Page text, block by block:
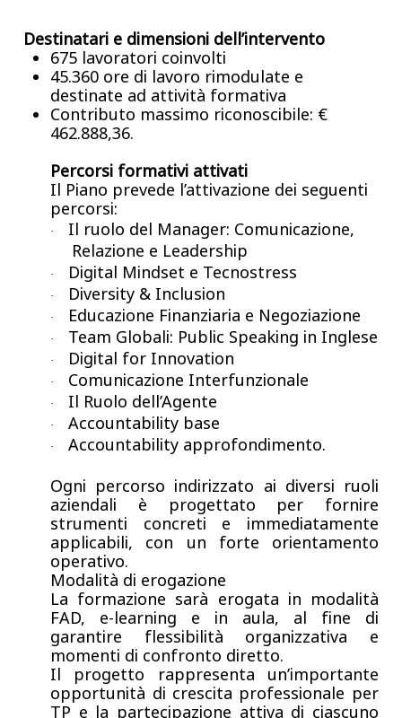
Destinatari e dimensioni dell’intervento
675 lavoratori coinvolti
45.360 ore di lavoro rimodulate e
destinate ad attività formativa
Contributo massimo riconoscibile: €
462.888,36.
Percorsi formativi attivati
Il Piano prevede l’attivazione dei seguenti
percorsi:
·
Il ruolo del Manager: Comunicazione,
Relazione e Leadership
· Digital Mindset e Tecnostress
· Diversity & Inclusion
· Educazione Finanziaria e Negoziazione
· Team Globali: Public Speaking in Inglese
· Digital for Innovation
· Comunicazione Interfunzionale
· Il Ruolo dell’Agente
· Accountability base
·
Accountability approfondimento.
Ogni percorso indirizzato ai diversi ruoli
aziendali è progettato per fornire
strumenti concreti e immediatamente
applicabili, con un forte orientamento
operativo.
Modalità di erogazione
La formazione sarà erogata in modalità
FAD, e-learning e in aula, al fine di
garantire flessibilità organizzativa e
momenti di confronto diretto.
Il progetto rappresenta un’importante
opportunità di crescita professionale per
TP e la partecipazione attiva di ciascuno